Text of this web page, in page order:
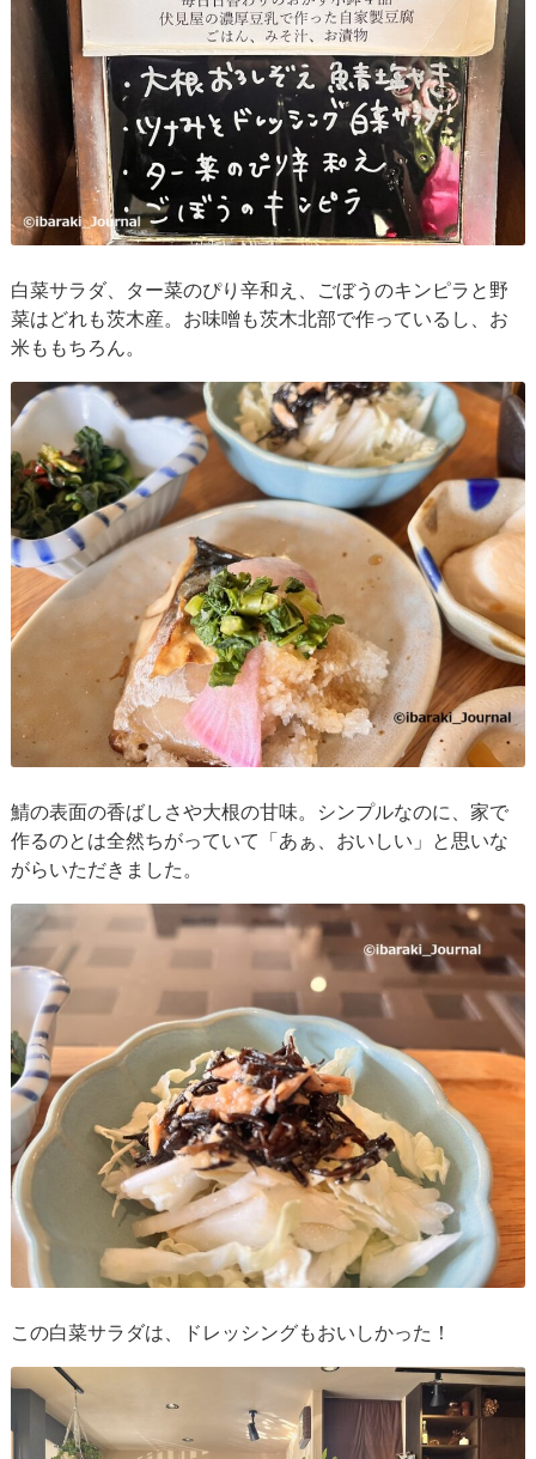
白菜サラダ、ター菜のぴり辛和え、ごぼうのキンピラと野
菜はどれも茨木産。お味噌も茨木北部で作っているし、お
米ももちろん。
鯖の表面の香ばしさや大根の甘味。シンプルなのに、家で
作るのとは全然ちがっていて「あぁ、おいしい」と思いな
がらいただきました。
この白菜サラダは、ドレッシングもおいしかった！